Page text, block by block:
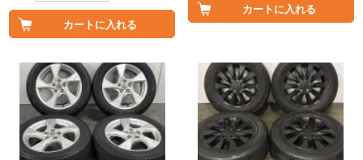
カートに入れる
カートに入れる